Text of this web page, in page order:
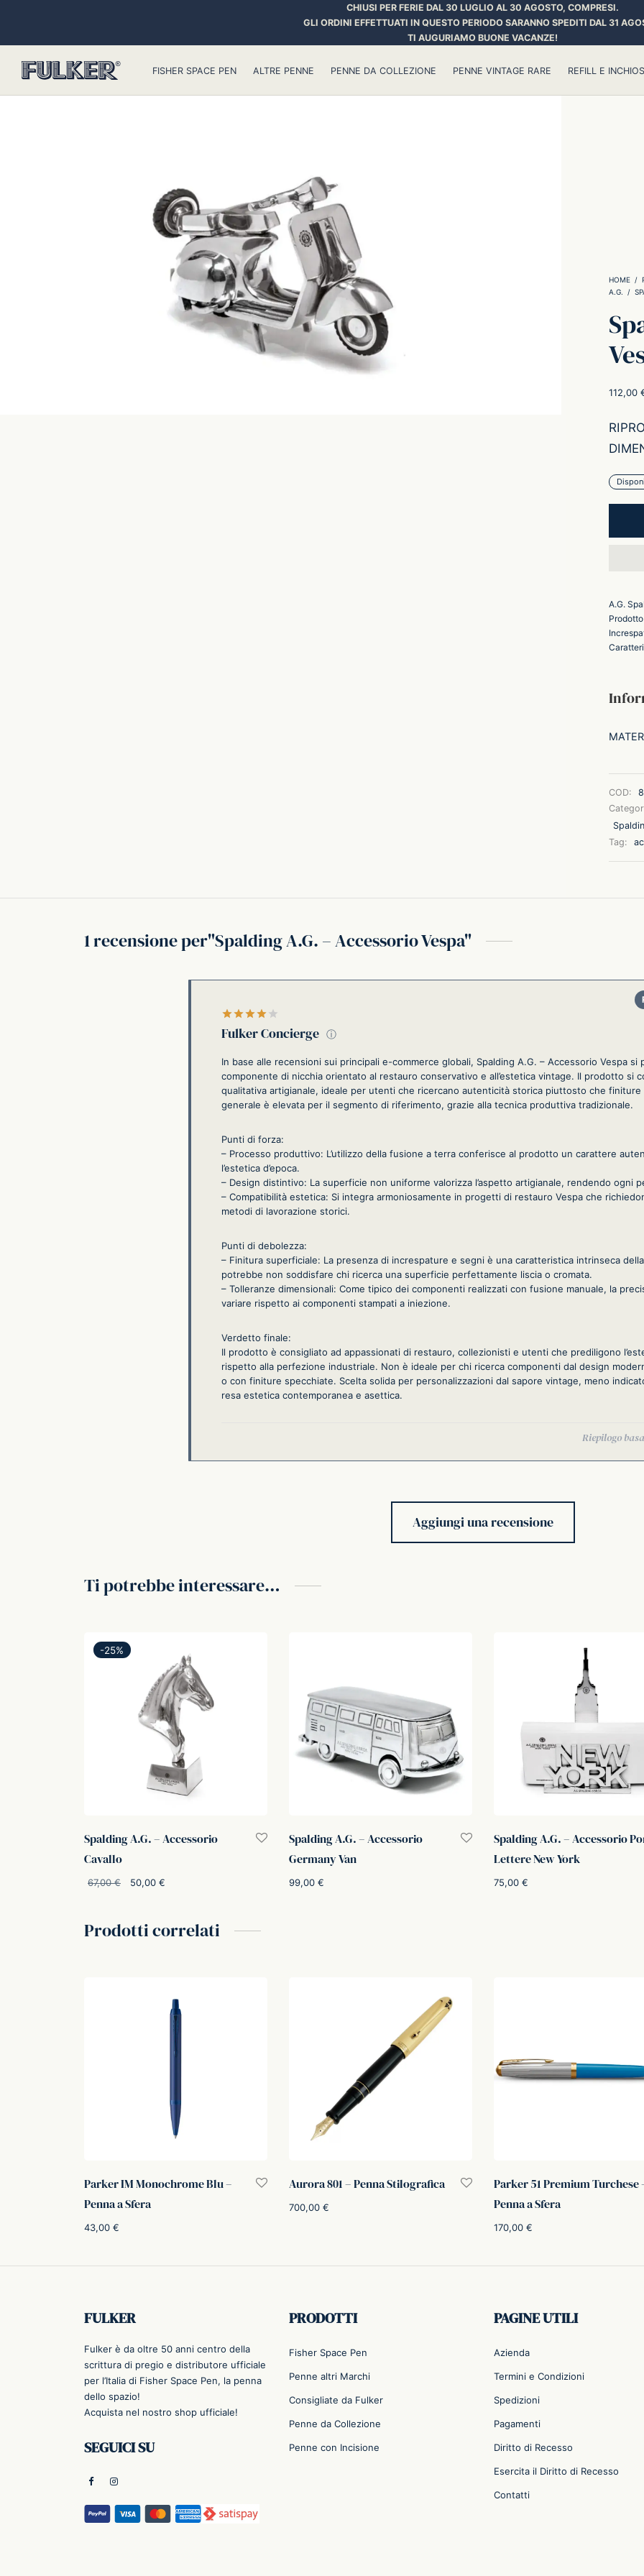
CHIUSI PER FERIE DAL 30 LUGLIO AL 30 AGOSTO, COMPRESI.
GLI ORDINI EFFETTUATI IN QUESTO PERIODO SARANNO SPEDITI DAL 31
TI AUGURIAMO BUONE VACANZE!
FISHER SPACE PEN ALTRE PENNE PENNE DA COLLEZIONE PENNE VINTAGE RARE REFILL E
HOME /
A.G.
/
112,00
A.G.
COD:
Tag:
1 recensione per Spalding A.G. – Accessorio Vespa
Fulker Concierge ⓘ
In base alle recensioni sui principali e-commerce globali, Spalding A.G. – Accessorio Vespa si
componente di nicchia orientato al restauro conservativo e all’estetica vintage. Il prodotto si
qualitativa artigianale, ideale per utenti che ricercano autenticità storica piuttosto che finiture
generale è elevata per il segmento di riferimento, grazie alla tecnica produttiva tradizionale.
Punti di forza:
– Processo produttivo: L’utilizzo della fusione a terra conferisce al prodotto un carattere
l’estetica d’epoca.
– Design distintivo: La superficie non uniforme valorizza l’aspetto artigianale, rendendo ogni
– Compatibilità estetica: Si integra armoniosamente in progetti di restauro Vespa che
metodi di lavorazione storici.
Punti di debolezza:
– Finitura superficiale: La presenza di increspature e segni è una caratteristica intrinseca
potrebbe non soddisfare chi ricerca una superficie perfettamente liscia o cromata.
– Tolleranze dimensionali: Come tipico dei componenti realizzati con fusione manuale, la
variare rispetto ai componenti stampati a iniezione.
Verdetto finale:
Il prodotto è consigliato ad appassionati di restauro, collezionisti e utenti che prediligono
rispetto alla perfezione industriale. Non è ideale per chi ricerca componenti dal design
o con finiture specchiate. Scelta solida per personalizzazioni dal sapore vintage, meno
resa estetica contemporanea e asettica.
Aggiungi una recensione
Ti potrebbe interessare…
-25%
Spalding A.G. – Accessorio
Cavallo
67,00€
Il
era:
50,00 €
è:
Spalding A.G. – Accessorio
Germany Van
99,00 €
Spalding A.G. – Accessorio
Lettere New York
75,00 €
Prodotti correlati
Parker IM Monochrome Blu –
Penna a Sfera
43,00 €
Aurora 801 – Penna Stilografica
700,00 €
Parker 51 Premium Turchese
Penna a Sfera
170,00 €
FULKER
Fulker è da oltre 50 anni centro della
scrittura di pregio e distributore ufficiale
per l’Italia di Fisher Space Pen, la penna
dello spazio!
Acquista nel nostro shop ufficiale!
SEGUICI SU
PRODOTTI
Fisher Space Pen
Penne altri Marchi
Consigliate da Fulker
Penne da Collezione
Penne con Incisione
PAGINE UTILI
Azienda
Termini e Condizioni
Spedizioni
Pagamenti
Diritto di Recesso
Esercita il Diritto di Recesso
Contatti